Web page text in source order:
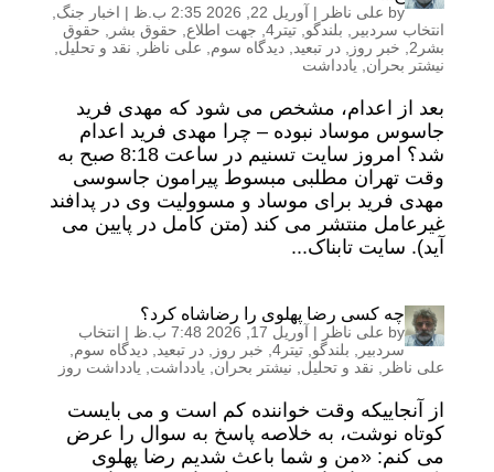
by علی ناظر | آوریل 22, 2026 2:35 ب.ظ | اخبار جنگ
انتخاب سردبیر
بلندگو تیتر4 , جهت اطلاع حقوق بشر
حقوق
بشر2
خبر روز در تبعید دیدگاه سوم علی ناظر نقد و تحلیل
نیشتر بحران
یادداشت
بعد از اعدام، مشخص می شود که مهدی فرید
جاسوس موساد نبوده – چرا مهدی فرید اعدام
شد؟ امروز سایت تسنیم در ساعت 8:18 صبح به
وقت تهران مطلبی مبسوط پیرامون جاسوسی
مهدی فرید برای موساد و مسوولیت وی در پدافند
غیرعامل منتشر می کند (متن کامل در پایین می
آید). سایت تابناک...
چه کسی رضا پهلوی را رضاشاه کرد؟
by علی ناظر | آوریل 17, 2026 7:48 ب.ظ | انتخاب
سردبیر
بلندگو تیتر4 , خبر روز در تبعید دیدگاه سوم
علی ناظر
نقد و تحلیل نیشتر بحران یادداشت یادداشت روز
از آنجاییکه وقت خواننده کم است و می بایست
کوتاه نوشت، به خلاصه پاسخ به سوال را عرض
می کنم: «من و شما باعث شدیم رضا پهلوی